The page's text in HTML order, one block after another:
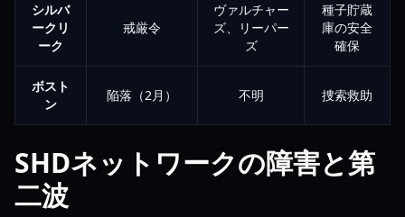
シルバ
ークリ
ーク
戒厳令
ヴァルチャー
ズ、リーパー
ズ
種子貯蔵
庫の安全
確保
ボスト
ン
陥落（2月） 不明 捜索救助
SHDネットワークの障害と第
二波